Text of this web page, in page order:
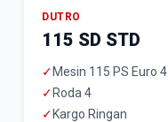
DUTRO
115 SD STD
✓ Mesin 115 PS Euro 4
✓ Roda 4
✓ Kargo Ringan